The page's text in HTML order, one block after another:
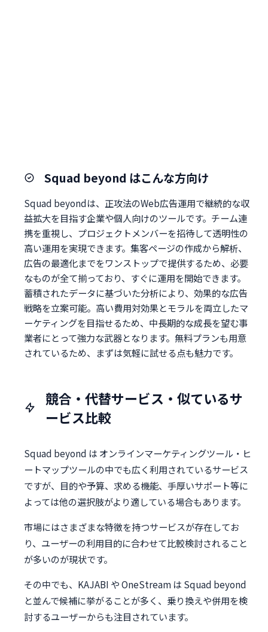
Squad beyond はこんな方向け
Squad beyondは、正攻法のWeb広告運用で継続的な収
益拡大を目指す企業や個人向けのツールです。チーム連
携を重視し、プロジェクトメンバーを招待して透明性の
高い運用を実現できます。集客ページの作成から解析、
広告の最適化までをワンストップで提供するため、必要
なものが全て揃っており、すぐに運用を開始できます。
蓄積されたデータに基づいた分析により、効果的な広告
戦略を立案可能。高い費用対効果とモラルを両立したマ
ーケティングを目指せるため、中長期的な成長を望む事
業者にとって強力な武器となります。無料プランも用意
されているため、まずは気軽に試せる点も魅力です。
競合・代替サービス・似ているサ
ービス比較
Squad beyond は オンラインマーケティングツール・ヒ
ートマップツールの中でも広く利用されているサービス
ですが、目的や予算、求める機能、手厚いサポート等に
よっては他の選択肢がより適している場合もあります。
市場にはさまざまな特徴を持つサービスが存在してお
り、ユーザーの利用目的に合わせて比較検討されること
が多いのが現状です。
その中でも、KAJABI や OneStream は Squad beyond
と並んで候補に挙がることが多く、乗り換えや併用を検
討するユーザーからも注目されています。